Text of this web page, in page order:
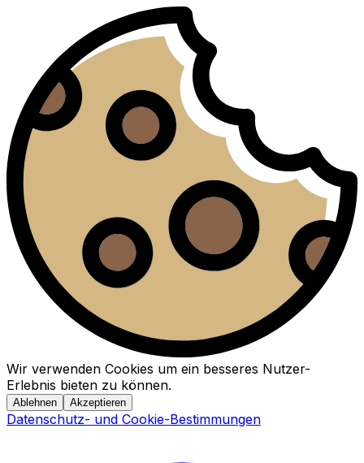
Wir verwenden Cookies um ein besseres Nutzer-
Erlebnis bieten zu können.
Ablehnen Akzeptieren
Datenschutz- und Cookie-Bestimmungen